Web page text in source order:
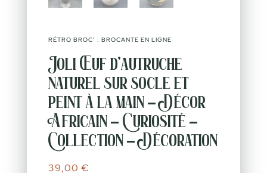
RÉTRO BROC’ : BROCANTE EN LIGNE
Joli Œuf d’autruche
naturel sur socle et
peint à la main – Décor
Africain – Curiosité –
Collection – Décoration
39,00 €